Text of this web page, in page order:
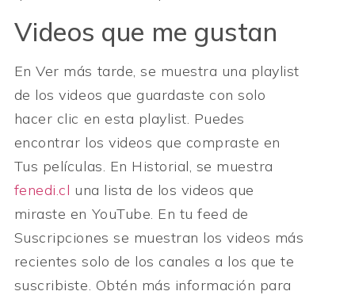
Videos que me gustan
En Ver más tarde, se muestra una playlist
de los videos que guardaste con solo
hacer clic en esta playlist. Puedes
encontrar los videos que compraste en
Tus películas. En Historial, se muestra
fenedi.cl una lista de los videos que
miraste en YouTube. En tu feed de
Suscripciones se muestran los videos más
recientes solo de los canales a los que te
suscribiste. Obtén más información para